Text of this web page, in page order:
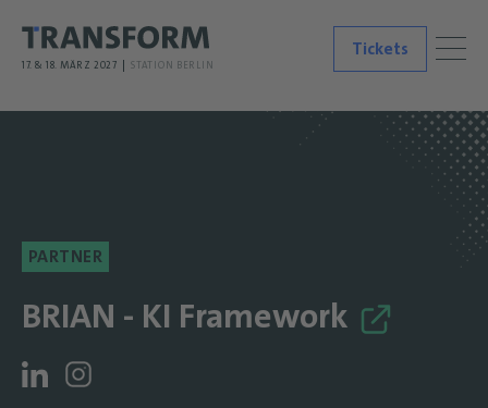
17. & 18. MÄRZ 2027 STATION BERLIN
Tickets
PARTNER
BRIAN - KI Framework